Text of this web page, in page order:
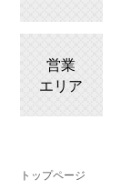
営業
エリア
トップページ